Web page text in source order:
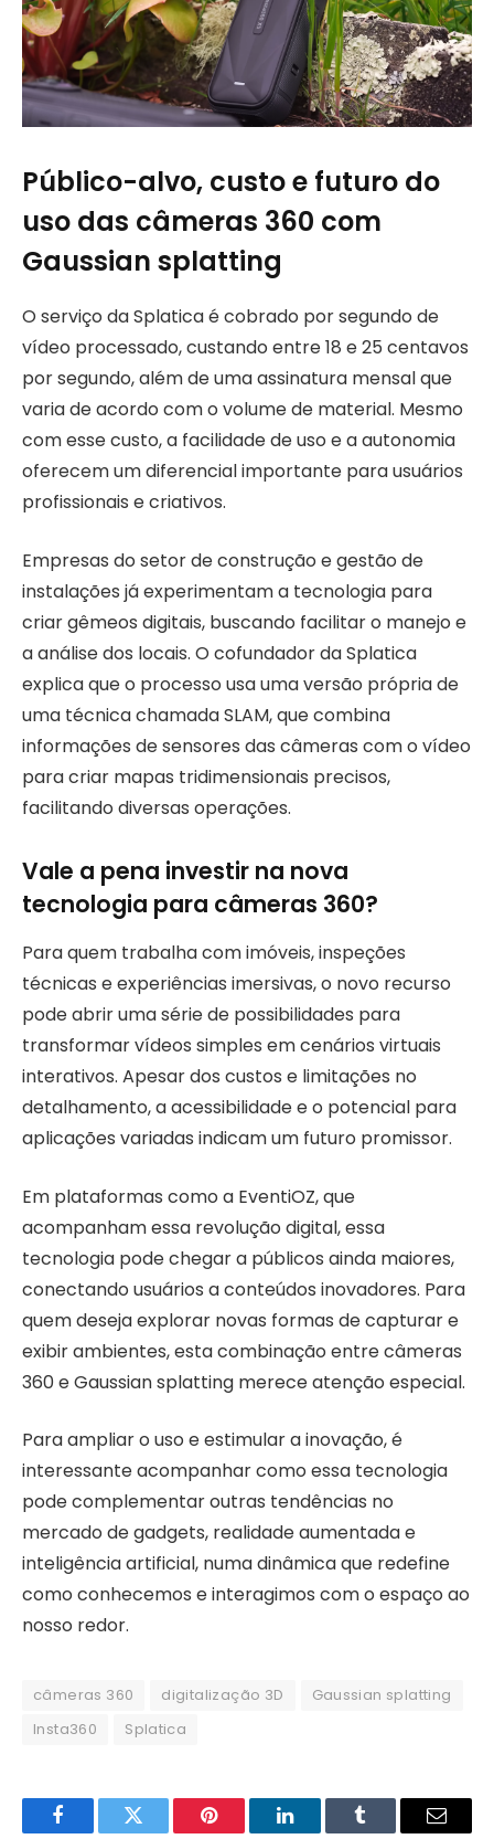
Público-alvo, custo e futuro do
uso das câmeras 360 com
Gaussian splatting
O serviço da Splatica é cobrado por segundo de
vídeo processado, custando entre 18 e 25 centavos
por segundo, além de uma assinatura mensal que
varia de acordo com o volume de material. Mesmo
com esse custo, a facilidade de uso e a autonomia
oferecem um diferencial importante para usuários
profissionais e criativos.
Empresas do setor de construção e gestão de
instalações já experimentam a tecnologia para
criar gêmeos digitais, buscando facilitar o manejo e
a análise dos locais. O cofundador da Splatica
explica que o processo usa uma versão própria de
uma técnica chamada SLAM, que combina
informações de sensores das câmeras com o vídeo
para criar mapas tridimensionais precisos,
facilitando diversas operações.
Vale a pena investir na nova
tecnologia para câmeras 360?
Para quem trabalha com imóveis, inspeções
técnicas e experiências imersivas, o novo recurso
pode abrir uma série de possibilidades para
transformar vídeos simples em cenários virtuais
interativos. Apesar dos custos e limitações no
detalhamento, a acessibilidade e o potencial para
aplicações variadas indicam um futuro promissor.
Em plataformas como a EventiOZ, que
acompanham essa revolução digital, essa
tecnologia pode chegar a públicos ainda maiores,
conectando usuários a conteúdos inovadores. Para
quem deseja explorar novas formas de capturar e
exibir ambientes, esta combinação entre câmeras
360 e Gaussian splatting merece atenção especial.
Para ampliar o uso e estimular a inovação, é
interessante acompanhar como essa tecnologia
pode complementar outras tendências no
mercado de gadgets, realidade aumentada e
inteligência artificial, numa dinâmica que redefine
como conhecemos e interagimos com o espaço ao
nosso redor.
câmeras 360 digitalização 3D
Gaussian splatting
Insta360
Splatica
FacebookTwitter Pinterest LinkedInTumblr Email